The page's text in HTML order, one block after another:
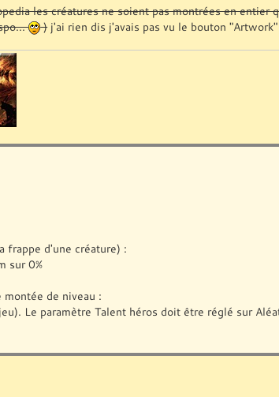
les créatures ne soient pas montrées en entier
)j'ai rien dis j'avais pas vu le bouton "Artwork"
frappe d'une créature) :
sur 0%
de niveau :
Le paramètre Talent héros doit être réglé sur